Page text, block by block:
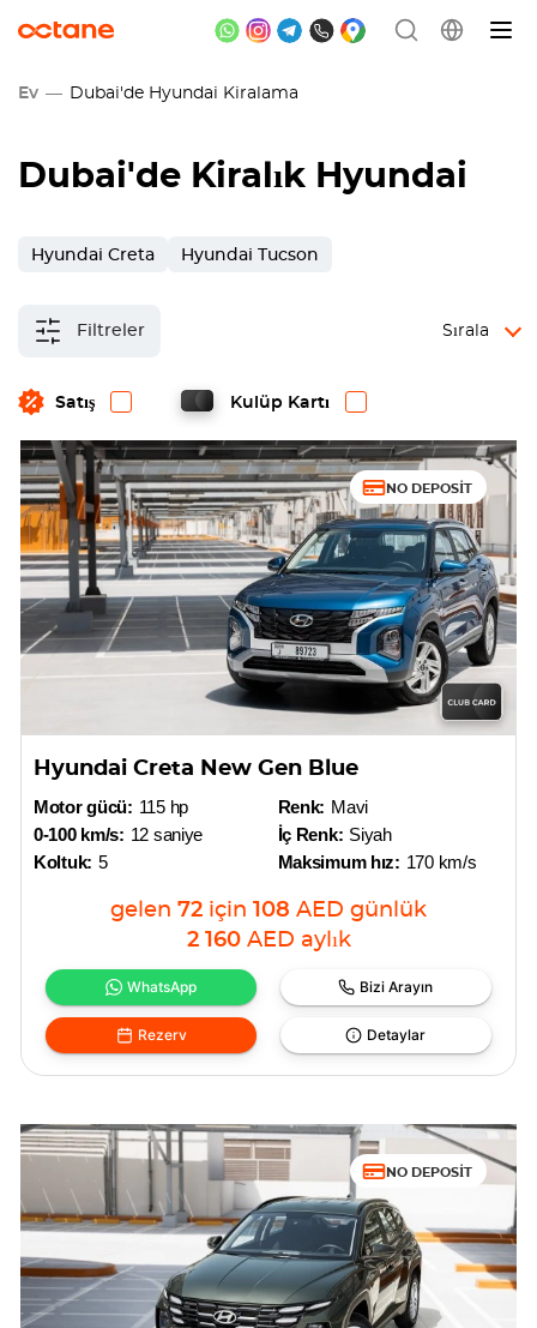
Ev Dubai'de Hyundai Kiralama
Dubai'de Kiralık Hyundai
Hyundai Creta Hyundai Tucson
Filtreler
Satış Kulüp Kartı
Sırala
NO DEPOSIT
Hyundai Creta New Gen Blue
Motor gücü: 115 hp
0-100 km/s: 12 saniye
Koltuk: 5
Renk: Mavi
İç Renk: Siyah
Maksimum hız: 170 km/s
gelen 72 için 108 AED günlük
2 160 AED aylık
WhatsApp Bizi Arayın
Rezerv Detaylar
NO DEPOSIT